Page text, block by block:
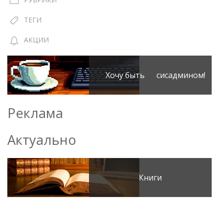
ТЕГИ
АКЦИИ
Хочу быть сисадмином!
Реклама
Актуально
Книги